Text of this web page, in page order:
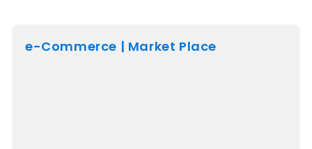
e-Commerce | Market Place